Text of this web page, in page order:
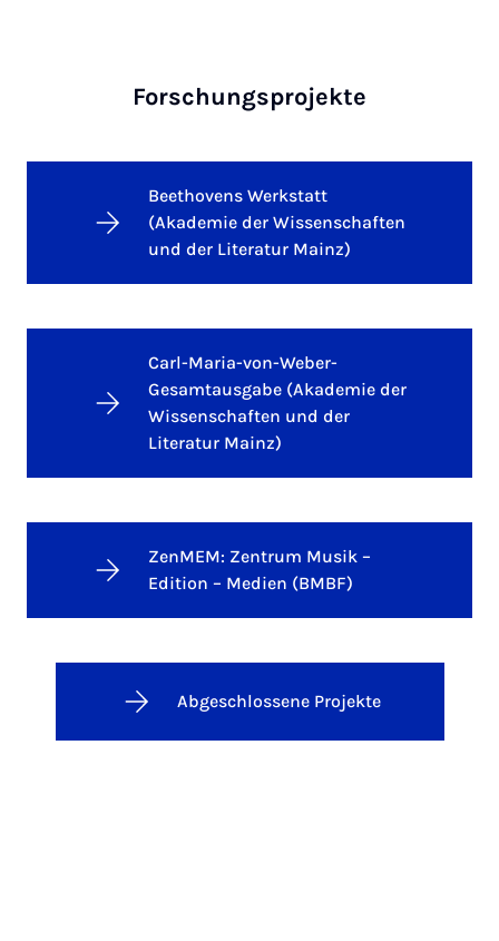
Forschungsprojekte
Beethovens Werkstatt
(Akademie der Wissenschaften
und der Literatur Mainz)
Carl-Maria-von-Weber-
Gesamtausgabe (Akademie der
Wissenschaften und der
Literatur Mainz)
ZenMEM: Zentrum Musik –
Edition – Medien (BMBF)
Abgeschlossene Projekte